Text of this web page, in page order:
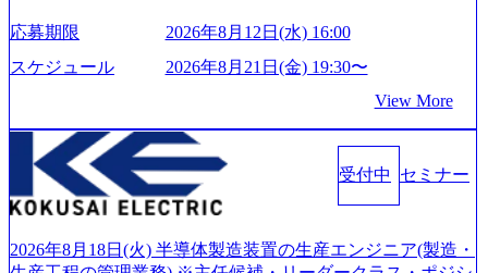
界セミナーを実施しています。 ●前回開催時のアンケート
ージのぼんやりしていた部分が明確になりました」「業界
の全体感や実際に働いていらっしゃる方の体感的なお話を
旅行事業の内容とビジネスモデル/今後の構想・事業展開/入
社後のキャリアパス ・質疑応答(20分) オンライン (Google M
eet) ・営業・マーケティングなど、ビジネスサイドでのキャ
リアを検討されている方 ・転職を具体的に決めてはいない
が、情報収集を進めたい段階の方 ・東京・大阪での勤務を
希望される方
い」という想いの下で立ち上げた新鋭ファーム テクノロジ
ーがビジネスの成功に大きな影響力を持つDX時代におい
て、20年以上にわたってFintech業界を中心に最先端テクノ
つ、あらゆる業種・業界のクライアントの企業価値の最大
化を支援するために、戦略策定、組織改革、人材育成、業
務改善、実行支援などのコンサルティングサービスを一気
通貫で提供するのが特徴（いわゆる総合コンサルティング
ファーム） 社名の由来は”DXエリアにSpir（槍）を指して
ていく”という位置づけ 一昔前は金融が強い企業として認知
応募期限
2026年8月12日(水) 16:00
スケジュール
2026年8月21日(金) 19:30〜
View More
受付中 セミナー
2026年8月18日(火) 半導体製造装置の生産エンジニア(製造・